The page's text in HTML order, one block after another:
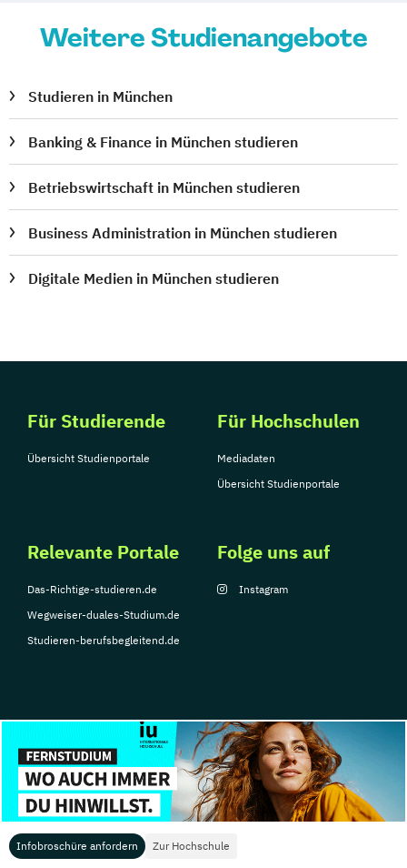
Infobroschüre anfordern Zur Hochschule
Weitere Studienangebote
Studieren in München
Banking & Finance in München studieren
Betriebswirtschaft in München studieren
Business Administration in München studieren
Digitale Medien in München studieren
Für Studierende
Übersicht Studienportale
Für Hochschulen
Mediadaten
Übersicht Studienportale
Relevante Portale
Das-Richtige-studieren.de
Wegweiser-duales-Studium.de
Studieren-berufsbegleitend.de
Folge uns auf
Instagram
© Copyright 2026, TarGroup Media GmbH
Impressum
Über
uns
Datenschutzerklärung Nutzungsbedingungen